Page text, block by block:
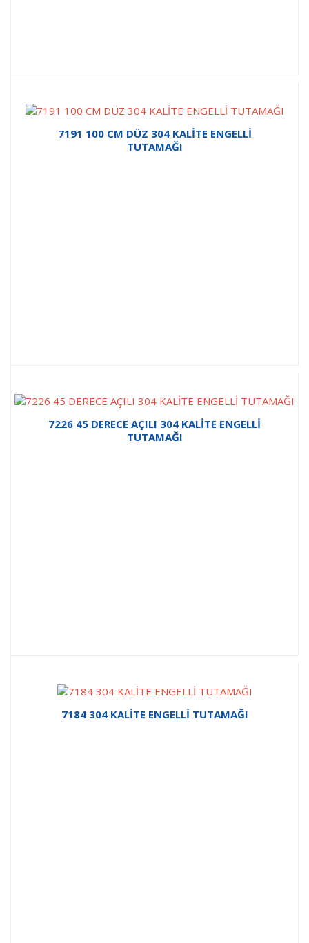
7191 100 CM DÜZ 304 KALİTE ENGELLİ
TUTAMAĞI
7226 45 DERECE AÇILI 304 KALİTE ENGELLİ
TUTAMAĞI
7184 304 KALİTE ENGELLİ TUTAMAĞI